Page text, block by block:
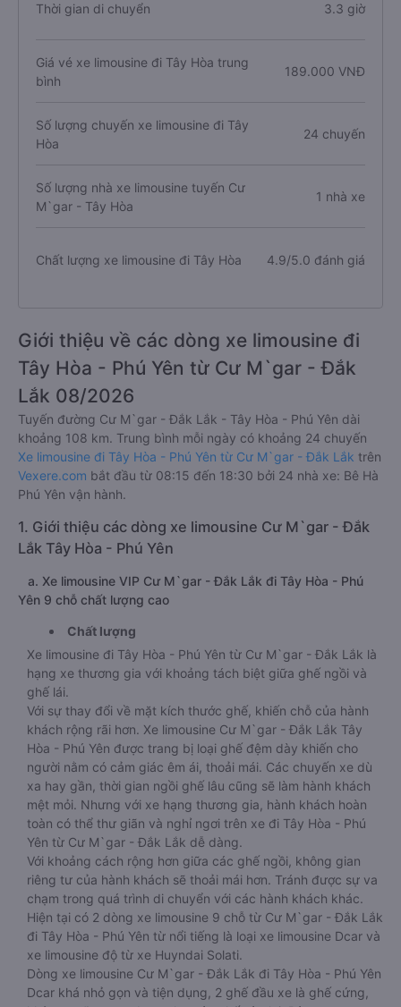
Thời gian di chuyển 3.3 giờ
Giá vé xe limousine đi Tây Hòa trung
bình
189.000 VNĐ
Số lượng chuyến xe limousine đi Tây
Hòa
24 chuyến
Số lượng nhà xe limousine tuyến Cư
M`gar - Tây Hòa
1 nhà xe
Chất lượng xe limousine đi Tây Hòa 4.9/5.0 đánh giá
Giới thiệu về các dòng xe limousine đi
Tây Hòa - Phú Yên từ Cư M`gar - Đắk
Lắk 08/2026
Tuyến đường Cư M`gar - Đắk Lắk - Tây Hòa - Phú Yên dài
khoảng 108 km. Trung bình mỗi ngày có khoảng 24 chuyến
Xe limousine đi Tây Hòa - Phú Yên từ Cư M`gar - Đắk Lắk trên
Vexere.com bắt đầu từ 08:15 đến 18:30 bởi 24 nhà xe: Bê Hà
Phú Yên vận hành.
1. Giới thiệu các dòng xe limousine Cư M`gar - Đắk
Lắk Tây Hòa - Phú Yên
a. Xe limousine VIP Cư M`gar - Đắk Lắk đi Tây Hòa - Phú
Yên 9 chỗ chất lượng cao
Chất lượng
Xe limousine đi Tây Hòa - Phú Yên từ Cư M`gar - Đắk Lắk là
hạng xe thương gia với khoảng tách biệt giữa ghế ngồi và
ghế lái.
Với sự thay đổi về mặt kích thước ghế, khiến chỗ của hành
khách rộng rãi hơn. Xe limousine Cư M`gar - Đắk Lắk Tây
Hòa - Phú Yên được trang bị loại ghế đệm dày khiến cho
người nằm có cảm giác êm ái, thoải mái. Các chuyến xe dù
xa hay gần, thời gian ngồi ghế lâu cũng sẽ làm hành khách
mệt mỏi. Nhưng với xe hạng thương gia, hành khách hoàn
toàn có thể thư giãn và nghỉ ngơi trên xe đi Tây Hòa - Phú
Yên từ Cư M`gar - Đắk Lắk dễ dàng.
Với khoảng cách rộng hơn giữa các ghế ngồi, không gian
riêng tư của hành khách sẽ thoải mái hơn. Tránh được sự va
chạm trong quá trình di chuyển với các hành khách khác.
Hiện tại có 2 dòng xe limousine 9 chỗ từ Cư M`gar - Đắk Lắk
đi Tây Hòa - Phú Yên từ nổi tiếng là loại xe limousine Dcar và
xe limousine độ từ xe Huyndai Solati.
Dòng xe limousine Cư M`gar - Đắk Lắk đi Tây Hòa - Phú Yên
Dcar khá nhỏ gọn và tiện dụng, 2 ghế đầu xe là ghế cứng,